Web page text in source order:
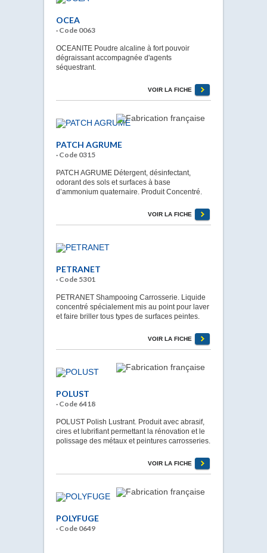
OCEA
· Code 0063
OCEANITE Poudre alcaline à fort pouvoir
dégraissant accompagnée d'agents
séquestrant.
VOIR LA FICHE
PATCH AGRUME
· Code 0315
PATCH AGRUME Détergent, désinfectant,
odorant des sols et surfaces à base
d’ammonium quaternaire. Produit Concentré.
VOIR LA FICHE
PETRANET
· Code 5301
PETRANET Shampooing Carrosserie. Liquide
concentré spécialement mis au point pour laver
et faire briller tous types de surfaces peintes.
VOIR LA FICHE
POLUST
· Code 6418
POLUST Polish Lustrant. Produit avec abrasif,
cires et lubrifiant permettant la rénovation et le
polissage des métaux et peintures carrosseries.
VOIR LA FICHE
POLYFUGE
· Code 0649